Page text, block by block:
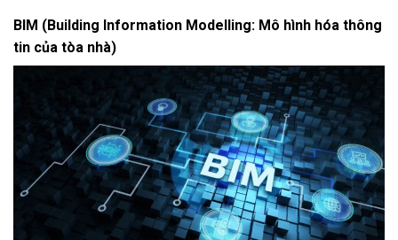
BIM (Building Information Modelling: Mô hình hóa thông
tin của tòa nhà)